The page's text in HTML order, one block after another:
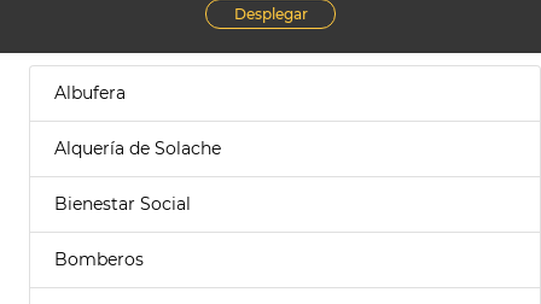
Desplegar
Albufera
Alquería de Solache
Bienestar Social
Bomberos